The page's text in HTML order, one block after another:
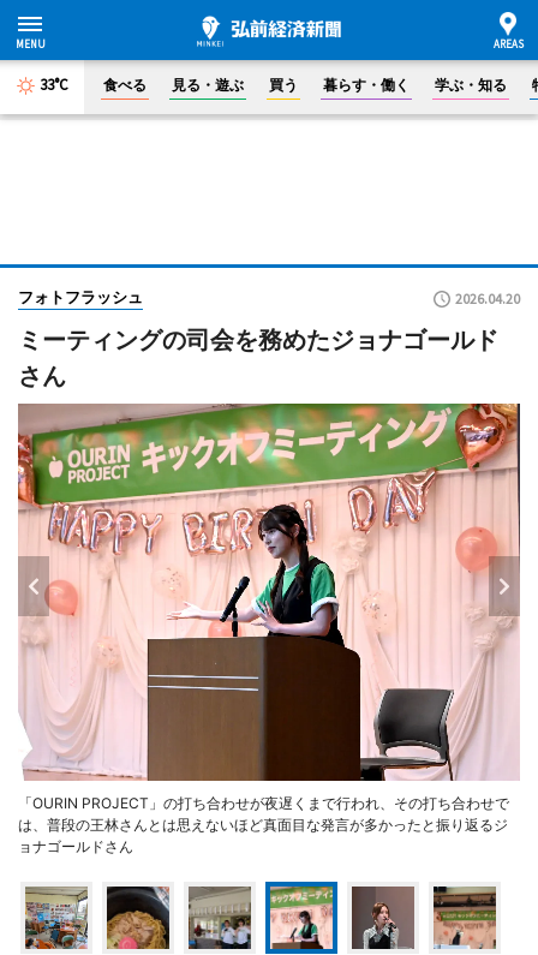
33°C 食べる 見る・遊ぶ 買う 暮らす・働く 学ぶ・知る
フォトフラッシュ 2026.04.20
ミーティングの司会を務めたジョナゴールド
さん
「OURIN PROJECT」の打ち合わせが夜遅くまで行われ、その打ち合わせで
は、普段の王林さんとは思えないほど真面目な発言が多かったと振り返るジ
ョナゴールドさん